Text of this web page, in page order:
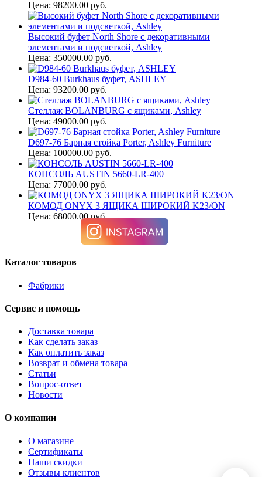
Цена: 98200.00 руб.
Высокий буфет North Shore с декоративными
элементами и подсветкой, Ashley
Цена: 350000.00 руб.
D984-60 Burkhaus буфет, ASHLEY
Цена: 93200.00 руб.
Стеллаж BOLANBURG с ящиками, Ashley
Цена: 49000.00 руб.
D697-76 Барная стойка Porter, Ashley Furniture
Цена: 100000.00 руб.
КОНСОЛЬ AUSTIN 5660-LR-400
Цена: 77000.00 руб.
КОМОД ONYX 3 ЯЩИКА ШИРОКИЙ K23/ON
Цена: 68000.00 руб.
Каталог товаров
Фабрики
Сервис и помощь
Доставка товара
Как сделать заказ
Как оплатить заказ
Возврат и обмена товара
Статьи
Вопрос-ответ
Новости
О компании
О магазине
Сертификаты
Наши скидки
Отзывы клиентов